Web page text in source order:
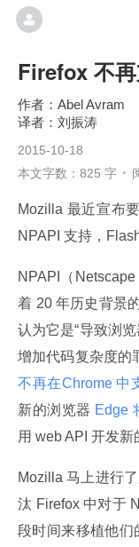
Firefox 不
Abel Avram
刘振涛
2015-10-18
本文字数：825 字
Mozilla 最近宣布
NPAPI 支持，
NPAPI（
着 20 年历史背景
认为它是“导致浏
增加代码复杂度的
不再在Chrome 中
新的浏览器 Edge
用 web API 开发新
Mozilla 马上进行
汰 Firefox 中对于
段时间来移植他们